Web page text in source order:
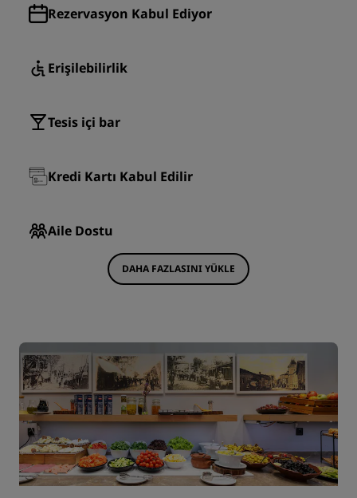
Rezervasyon Kabul Ediyor
Erişilebilirlik
Tesis içi bar
Kredi Kartı Kabul Edilir
Aile Dostu
DAHA FAZLASINI YÜKLE